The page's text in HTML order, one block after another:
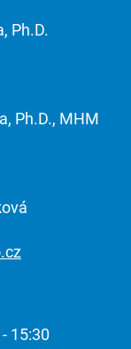
Ph.D.
Ph.D., MHM
15:30